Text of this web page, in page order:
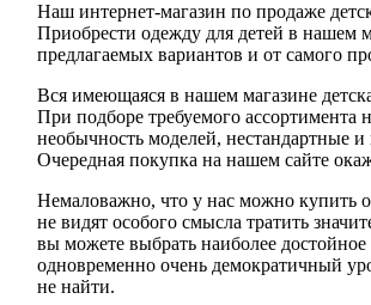
Наш интернет-магазин по продаже
Приобрести одежду для детей в нашем
предлагаемых вариантов и от самого
Вся имеющаяся в нашем магазине
При подборе требуемого ассортимента
необычность моделей, нестандартные
Очередная покупка на нашем сайте
Немаловажно, что у нас можно купить
не видят особого смысла тратить
вы можете выбрать наиболее
одновременно очень демократичный
не найти.